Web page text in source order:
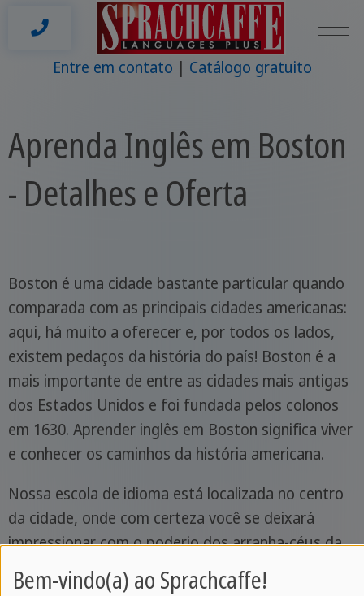
Entre em contato Catálogo gratuito
Aprenda Inglês em Boston
- Detalhes e Oferta
Boston é uma cidade bastante particular quando
comparada com as principais cidades americanas:
aqui, há muito a oferecer e, por todos os lados,
existem pedaços da história do país! Boston é a
mais importante de entre as cidades mais antigas
dos Estados Unidos e foi fundada pelos colonos
em 1630. Aprender inglês em Boston significa viver
e conhecer os caminhos da história americana.
Nossa escola de idioma está localizada no centro
da cidade, onde com certeza você se deixará
impressionar com o poderio dos arranha-céus da
cidade e com suas várias igrejas históricas.
Bem-vindo(a) ao Sprachcaffe!